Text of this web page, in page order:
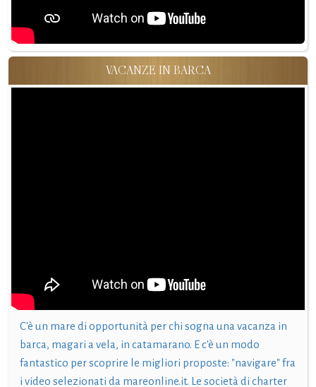
VACANZE IN BARCA
C'è un mare di opportunità per chi sogna una vacanza in
barca, magari a vela, in catamarano. E c'è un modo
fantastico per scoprire le migliori proposte: "navigare" fra
i video selezionati da mareonline.it. Le società di charter